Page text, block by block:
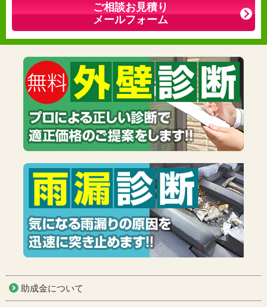
ご相談お見積り
メールフォーム
助成金について